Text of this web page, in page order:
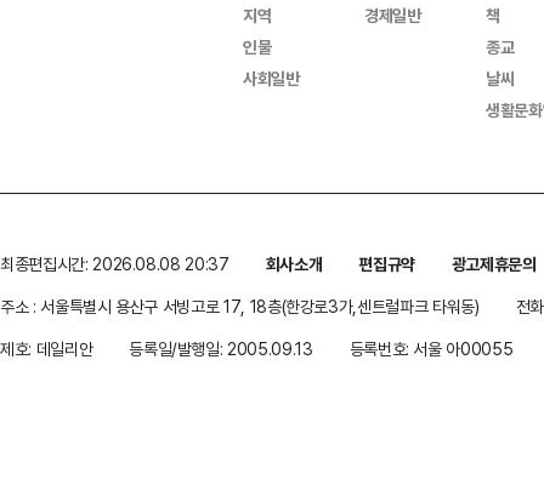
지역
인물
사회일반
경제일반
책
종교
날씨
생활문
최종편집시간: 2026.08.08 20:37 회사소개 편집규약
광고제휴문의
주소 : 서울특별시 용산구 서빙고로 17, 18층(한강로3가,센트럴파크 타워동)
전
제호: 데일리안
등록일/발행일: 2005.09.13 등록번호: 서울 아00055